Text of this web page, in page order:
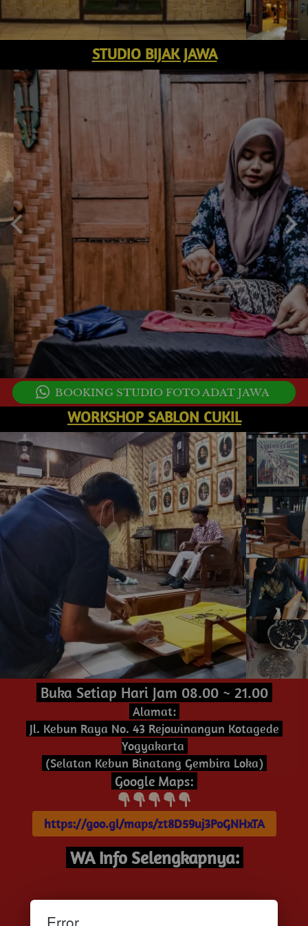
STUDIO BIJAK JAWA
` BOOKING STUDIO FOTO ADAT JAWA
WORKSHOP SABLON CUKIL
Buka Setiap Hari Jam 08.00 ~ 21.00
Alamat:
Yogyakarta
(Selatan Kebun Binatang Gembira Loka)
Google Maps:
https://goo.gl/maps/zt8D59uj3PoGNHxTA
WA Info Selengkapnya:
Error